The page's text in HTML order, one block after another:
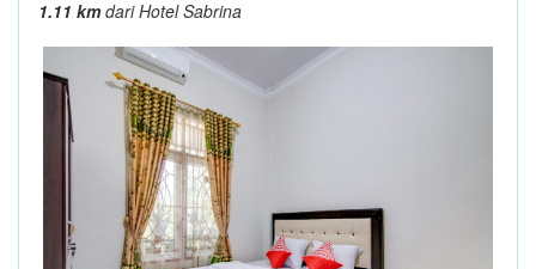
1.11 kmdari Hotel Sabrina